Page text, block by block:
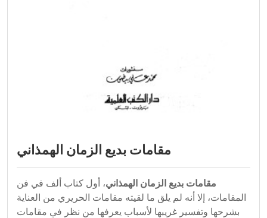
مقامات بديع الزمان الهمذاني
مقامات بديع الزمان الهمذاني، أول كتاب ألف في فن
المقامات، إلا أنه لم يلق ما لقيته مقامات الحريري من العناية
بشرحها وتفسير غريبها لأسباب يعرفها من نظر في مقامات